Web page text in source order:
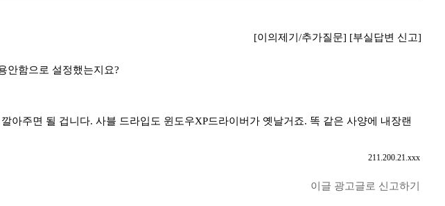
[이의제기/추가질문] [부실답변 신고]
안함으로 설정했는지요?
아주면 될 겁니다. 사블 드라입도 윈도우XP드라이버가 옛날거죠. 똑 같은 사양에 내장랜
211.200.21.xxx
이글 광고글로 신고하기